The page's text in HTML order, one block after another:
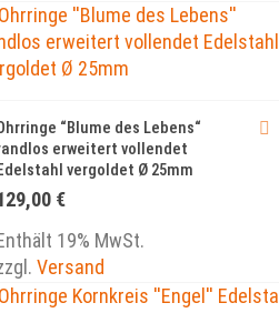
“Blume des Lebens“
erweitert vollendet
vergoldet Ø 25mm
€
19% MwSt.
Versand